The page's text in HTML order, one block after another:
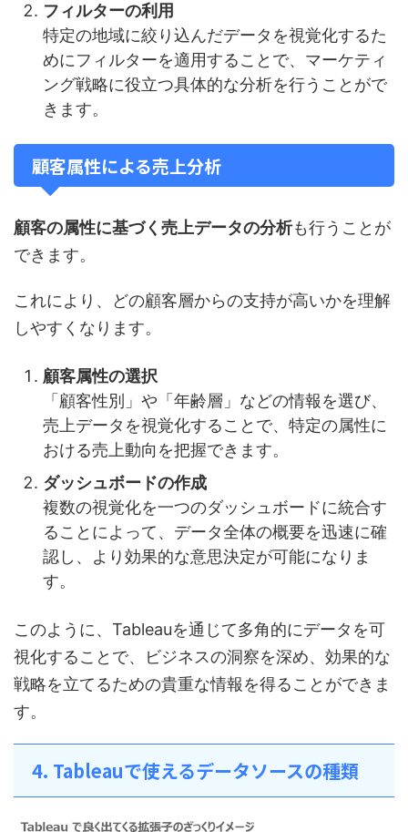
フィルターの利用
特定の地域に絞り込んだデータを視覚化するた
めにフィルターを適用することで、マーケティ
ング戦略に役立つ具体的な分析を行うことがで
きます。
顧客属性による売上分析
顧客の属性に基づく売上データの分析も行うことが
できます。
これにより、どの顧客層からの支持が高いかを理解
しやすくなります。
顧客属性の選択
「顧客性別」や「年齢層」などの情報を選び、
売上データを視覚化することで、特定の属性に
おける売上動向を把握できます。
ダッシュボードの作成
複数の視覚化を一つのダッシュボードに統合す
ることによって、データ全体の概要を迅速に確
認し、より効果的な意思決定が可能になりま
す。
このように、Tableauを通じて多角的にデータを可
視化することで、ビジネスの洞察を深め、効果的な
戦略を立てるための貴重な情報を得ることができま
す。
4. Tableauで使えるデータソースの種類